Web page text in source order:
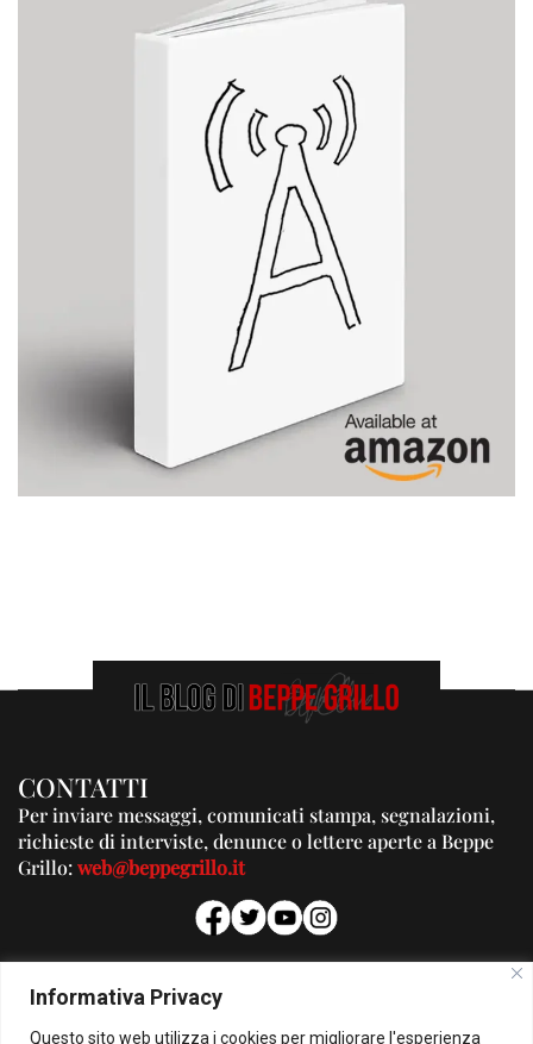
Informativa Privacy
Questo sito web utilizza i cookies per migliorare l'esperienza
CONTATTI
Per inviare messaggi, comunicati stampa, segnalazioni,
richieste di interviste, denunce o lettere aperte a Beppe
Grillo:web@beppegrillo.it
PUBBLICITA'
Per la tua pubblicità su questo Blog: